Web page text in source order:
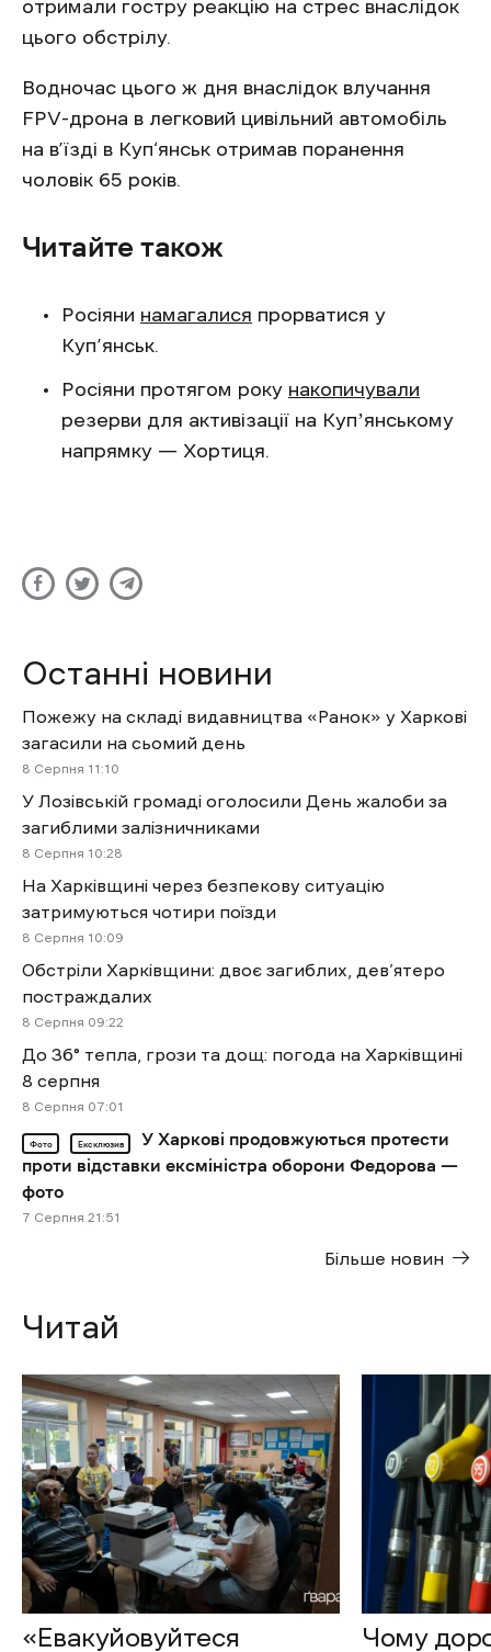
отримали гостру реакцію на стрес внаслідок
цього обстрілу.
Водночас цього ж дня внаслідок влучання
FPV-дрона в легковий цивільний автомобіль
на в’їзді в Куп‘янськ отримав поранення
чоловік 65 років.
Читайте також
Росіяни намагалися прорватися у
Куп’янськ.
Росіяни протягом року накопичували
резерви для активізації на Купʼянському
напрямку — Хортиця.
Останні новини
Пожежу на складі видавництва «Ранок» у Харкові
загасили на сьомий день
8 Cерпня 11:10
У Лозівській громаді оголосили День жалоби за
загиблими залізничниками
8 Cерпня 10:28
На Харківщині через безпекову ситуацію
затримуються чотири поїзди
8 Cерпня 10:09
Обстріли Харківщини: двоє загиблих, дев’ятеро
постраждалих
8 Cерпня 09:22
До 36° тепла, грози та дощ: погода на Харківщині
8 серпня
8 Cерпня 07:01
Фото Ексклюзив
У Харкові продовжуються протести
проти відставки ексміністра оборони Федорова —
фото
7 Cерпня 21:51
Більше новин
Читай
«Евакуйовуйтеся
Чому